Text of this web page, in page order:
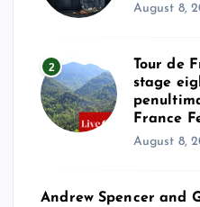
August 8,
2
Tour de
stage
France
August 8,
Andrew Spencer and